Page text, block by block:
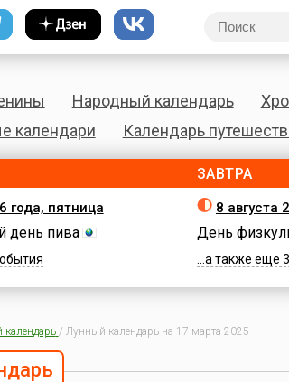
Народный календарь
календари
Календарь
года, пятница
день пива
ЗАВТРА
8 августа
День
...а также еще
/ Лунный календарь на 17 марта 2025